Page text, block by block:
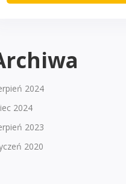
2024
2024
2023
2020